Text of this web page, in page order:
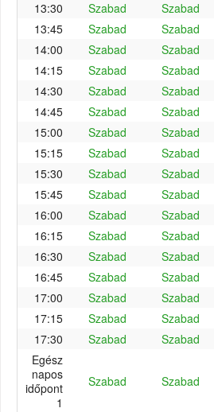
13:30
Szabad Szabad
13:45
Szabad Szabad
14:00
Szabad Szabad
14:15
Szabad Szabad
14:30
Szabad Szabad
14:45
Szabad Szabad
15:00
Szabad Szabad
15:15
Szabad Szabad
15:30
Szabad Szabad
15:45
Szabad Szabad
16:00
Szabad Szabad
16:15
Szabad Szabad
16:30
Szabad Szabad
16:45
Szabad Szabad
17:00
Szabad Szabad
17:15
Szabad Szabad
17:30
Szabad Szabad
Egész
napos
időpont
1
Szabad Szabad